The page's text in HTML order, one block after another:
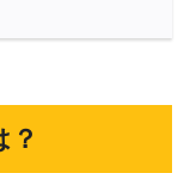
？